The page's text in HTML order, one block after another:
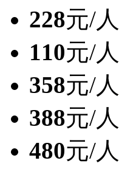
228元/人
110元/人
358元/人
388元/人
480元/人